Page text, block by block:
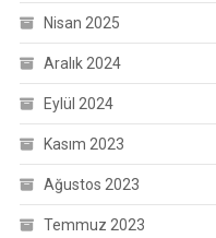
Nisan 2025
Aralık 2024
Eylül 2024
Kasım 2023
Ağustos 2023
Temmuz 2023